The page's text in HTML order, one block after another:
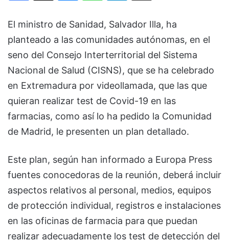
El ministro de Sanidad, Salvador Illa, ha
planteado a las comunidades autónomas, en el
seno del Consejo Interterritorial del Sistema
Nacional de Salud (CISNS), que se ha celebrado
en Extremadura por videollamada, que las que
quieran realizar test de Covid-19 en las
farmacias, como así lo ha pedido la Comunidad
de Madrid, le presenten un plan detallado.
Este plan, según han informado a Europa Press
fuentes conocedoras de la reunión, deberá incluir
aspectos relativos al personal, medios, equipos
de protección individual, registros e instalaciones
en las oficinas de farmacia para que puedan
realizar adecuadamente los test de detección del